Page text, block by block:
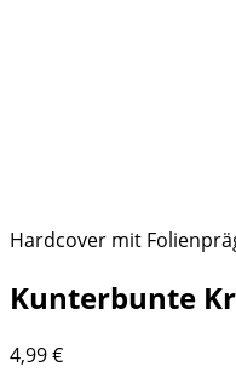
Hardcover mit
Kunterbunte
4,99€